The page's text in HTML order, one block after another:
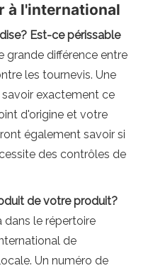
à l'international
Est-ce périssable
grande différence entre
les tournevis. Une
exactement ce
d'origine et votre
également savoir si
des contrôles de
de votre produit?
le répertoire
de
Un numéro de